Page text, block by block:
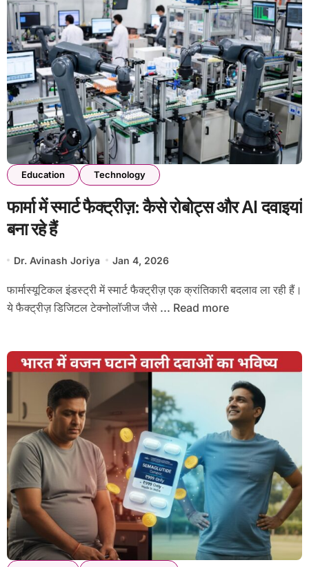
Education Technology
फार्मा में स्मार्ट फैक्ट्रीज़: कैसे रोबोट्स और AI दवाइयां
बना रहे हैं
Dr. Avinash Joriya Jan 4, 2026
फार्मास्यूटिकल इंडस्ट्री में स्मार्ट फैक्ट्रीज़ एक क्रांतिकारी बदलाव ला रही हैं।
ये फैक्ट्रीज़ डिजिटल टेक्नोलॉजीज जैसे ... Read more